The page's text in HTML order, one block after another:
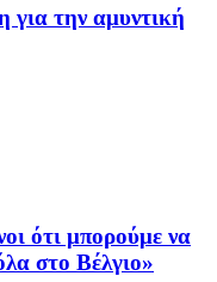
την αμυντική
ότι μπορούμε να
στο Βέλγιο»